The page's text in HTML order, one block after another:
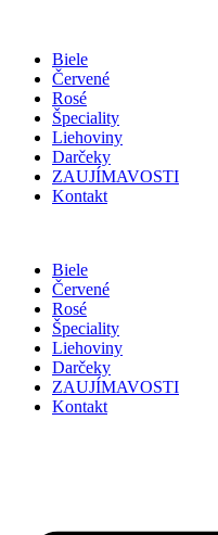
Biele
Červené
Rosé
Špeciality
Liehoviny
Darčeky
ZAUJÍMAVOSTI
Kontakt
Biele
Červené
Rosé
Špeciality
Liehoviny
Darčeky
ZAUJÍMAVOSTI
Kontakt